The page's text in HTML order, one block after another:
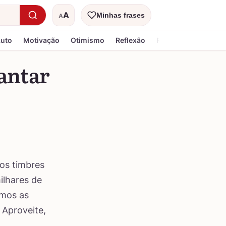
AA
Tamanho do textoMinhas frases
Motivação Otimismo Reflexão Religiosa
timbres
de
as